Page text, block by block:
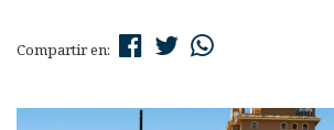
Compartir en: